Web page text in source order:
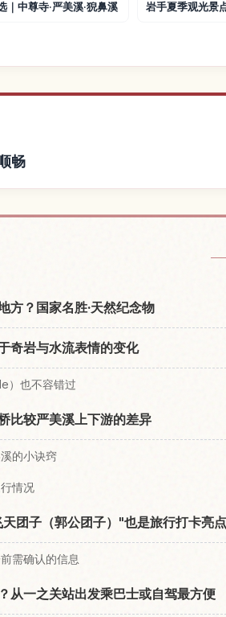
｜中尊寺·严美溪·猊鼻溪 岩手夏季观光景
畅
方？国家名胜·天然纪念物
奇岩与水流表情的变化
）也不容错过
比较严美溪上下游的差异
的小诀窍
情况
团子（郭公团子）"也是旅行打卡亮点
需确认的信息
从一之关站出发乘巴士或自驾最方便